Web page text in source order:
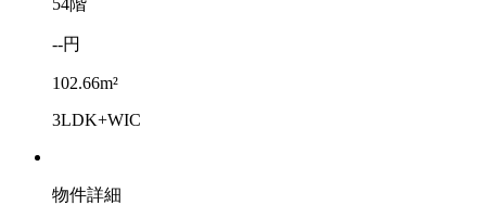
54階
--円
102.66m²
3LDK+WIC
物件詳細